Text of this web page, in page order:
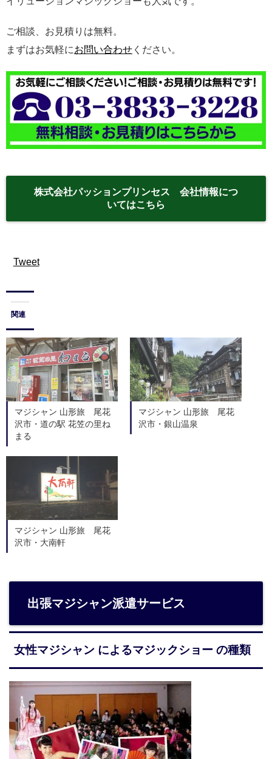
ご相談、お見積りは無料。
まずはお気軽にお問い合わせ ください。
株式会社パッションプリンセス 会社情報につ
いてはこちら
Tweet
関連
マジシャン 山形旅 尾花
沢市・道の駅 花笠の里ね
まる
マジシャン 山形旅 尾花
沢市・銀山温泉
マジシャン 山形旅 尾花
沢市・大南軒
出張マジシャン派遣サービス
女性マジシャン によるマジックショー の種類